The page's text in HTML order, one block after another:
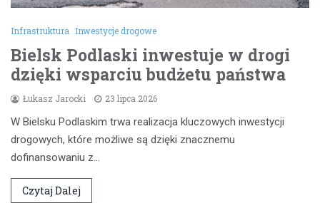
Infrastruktura Inwestycje drogowe
Bielsk Podlaski inwestuje w drogi
dzięki wsparciu budżetu państwa
Łukasz Jarocki 23 lipca 2026
W Bielsku Podlaskim trwa realizacja kluczowych inwestycji
drogowych, które możliwe są dzięki znacznemu
dofinansowaniu z…
Czytaj Dalej